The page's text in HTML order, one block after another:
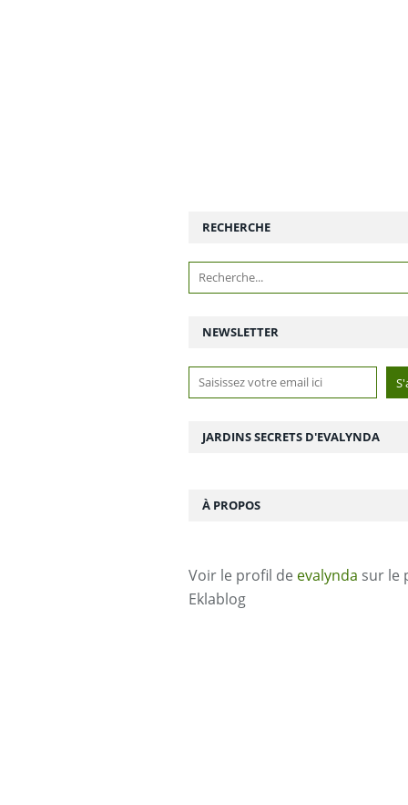
NEWSLETTER
RECHERCHE
JARDINS SECRETS D'EVALYNDA
À PROPOS
Voir le profil de evalynda sur le
Eklablog